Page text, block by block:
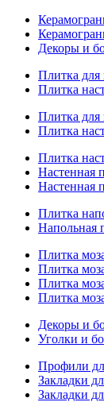
Декоры и
Плитка для
Плитка
Плитка для
Плитка
Плитка
Настенная
Настенная
Плитка
Напольная
Плитка
Плитка
Плитка
Плитка
Декоры и
Уголки и
Профили
Закладки
Закладки